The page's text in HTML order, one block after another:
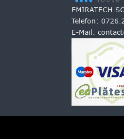
EMIRATECH
Telefon:
E-Mail: